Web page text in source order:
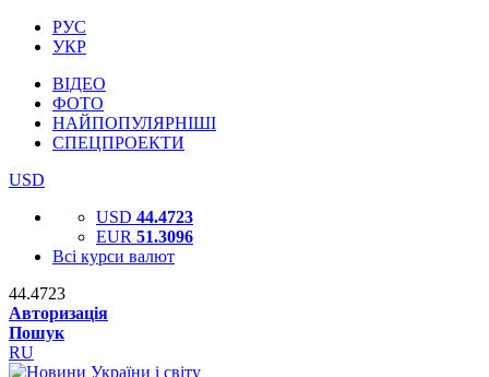
РУС
УКР
ВІДЕО
ФОТО
НАЙПОПУЛЯРНІШІ
СПЕЦПРОЕКТИ
USD
USD 44.4723
EUR 51.3096
Всі курси валют
44.4723
Авторизація
Пошук
RU